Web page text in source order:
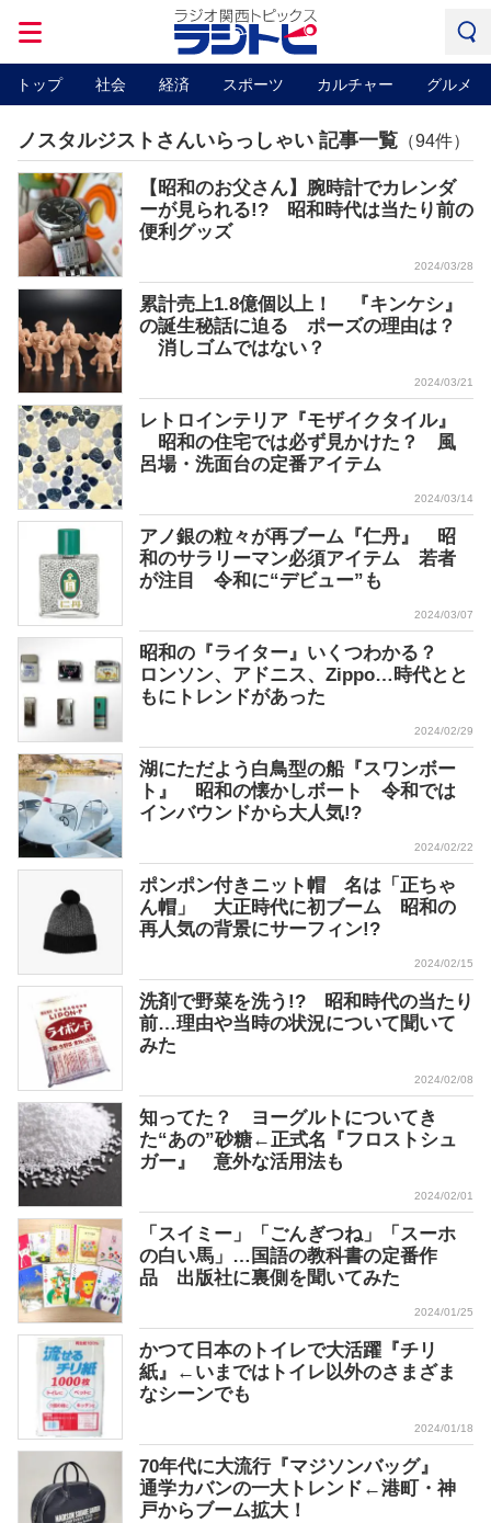
トップ 社会 経済 スポーツ カルチャー グルメ
ノスタルジストさんいらっしゃい 記事一覧 （94件）
【昭和のお父さん】腕時計でカレンダ
ーが見られる!? 昭和時代は当たり前の
便利グッズ
2024/03/28
累計売上1.8億個以上！ 『キンケシ』
の誕生秘話に迫る ポーズの理由は？
消しゴムではない？
2024/03/21
レトロインテリア『モザイクタイル』
昭和の住宅では必ず見かけた？ 風
呂場・洗面台の定番アイテム
2024/03/14
アノ銀の粒々が再ブーム『仁丹』 昭
和のサラリーマン必須アイテム 若者
が注目 令和に“デビュー”も
2024/03/07
昭和の『ライター』いくつわかる？
ロンソン、アドニス、Zippo…時代とと
もにトレンドがあった
2024/02/29
湖にただよう白鳥型の船『スワンボー
ト』 昭和の懐かしボート 令和では
インバウンドから大人気!?
2024/02/22
ポンポン付きニット帽 名は「正ちゃ
ん帽」 大正時代に初ブーム 昭和の
再人気の背景にサーフィン!?
2024/02/15
洗剤で野菜を洗う!? 昭和時代の当たり
前…理由や当時の状況について聞いて
みた
2024/02/08
知ってた？ ヨーグルトについてき
た“あの”砂糖←正式名『フロストシュ
ガー』 意外な活用法も
2024/02/01
「スイミー」「ごんぎつね」「スーホ
の白い馬」…国語の教科書の定番作
品 出版社に裏側を聞いてみた
2024/01/25
かつて日本のトイレで大活躍『チリ
紙』←いまではトイレ以外のさまざま
なシーンでも
2024/01/18
70年代に大流行『マジソンバッグ』
通学カバンの一大トレンド←港町・神
戸からブーム拡大！